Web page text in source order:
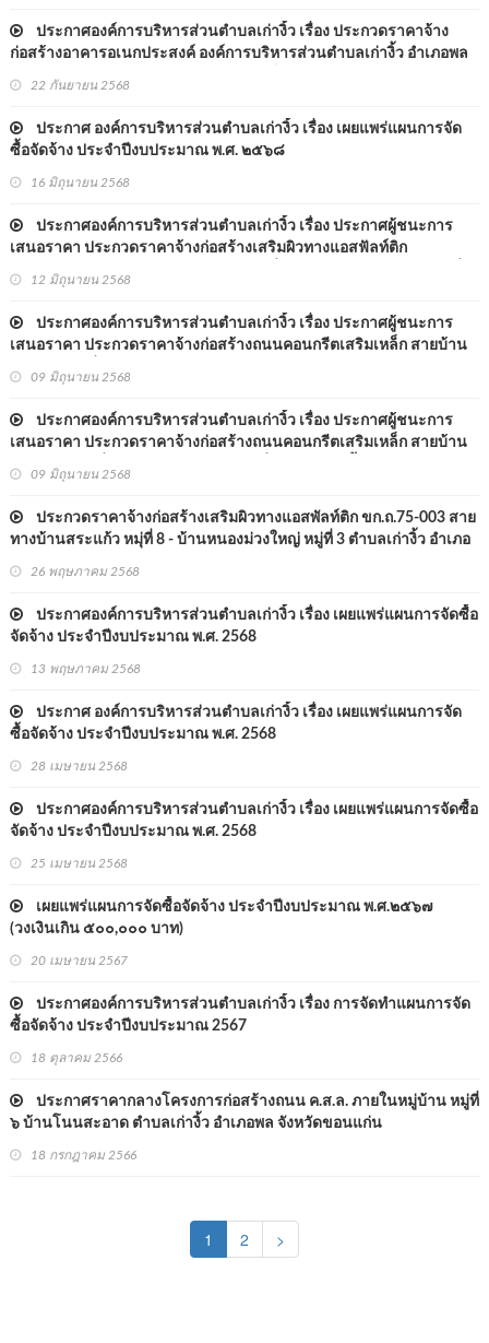
ประกาศองค์การบริหารส่วนตำบลเก่างิ้ว เรื่อง ประกวดราคาจ้าง
ก่อสร้างอาคารอเนกประสงค์ องค์การบริหารส่วนตำบลเก่างิ้ว อำเภอพล
จังหวัดขอนแก่น ด้วยวิธีประกวดราคาอิเล็กทรอนิกส์ (e-bidding)
22 กันยายน 2568
ประกาศ องค์การบริหารส่วนตำบลเก่างิ้ว เรื่อง เผยแพร่แผนการจัด
ซื้อจัดจ้าง ประจำปีงบประมาณ พ.ศ. ๒๕๖๘
16 มิถุนายน 2568
ประกาศองค์การบริหารส่วนตำบลเก่างิ้ว เรื่อง ประกาศผู้ชนะการ
เสนอราคา ประกวดราคาจ้างก่อสร้างเสริมผิวทางแอสฟัลท์ติก
ขก.ถ.๗๕-๐๐๓ สายทางบ้านสระแก้ว หมู่ที่ ๘ - บ้านหนองม่วงใหญ่ หมู่ที่ ๓
ตำบลเก่างิ้ว อำเภอพล จังหวัดขอนแก่น ด้วยวิธีประกวดราคาอิเล็กทรินิ
12 มิถุนายน 2568
ประกาศองค์การบริหารส่วนตำบลเก่างิ้ว เรื่อง ประกาศผู้ชนะการ
เสนอราคา ประกวดราคาจ้างก่อสร้างถนนคอนกรีตเสริมเหล็ก สายบ้าน
สระแก้ว หมู่ที่ ๑ ไปบ้านหนองตานา ตำบลหนองแวงนางเบ้า อำเภอพล
จังหวัดขอนแก่น รหัสทางหลวงท้องถิ่น ขก.ถ. ๗๕-๐๐๖ ด้วยวิธีประกวดรา
คาอิเล็กทรอน
09 มิถุนายน 2568
ประกาศองค์การบริหารส่วนตำบลเก่างิ้ว เรื่อง ประกาศผู้ชนะการ
เสนอราคา ประกวดราคาจ้างก่อสร้างถนนคอนกรีตเสริมเหล็ก สายบ้าน
ชัยพัฒนา หมู่ที่ ๑๐ ไปบ้านชัยมงคล หมู่ที่ ๕ ตำบลเก่างิ้ว อำเภอพล จังหวัด
ขอนแก่น รหัสทางหลวงท้องถิ่น ขก.ถ. ๗๕-๐๐๕ ด้วยวิธีประกวดราค
09 มิถุนายน 2568
ประกวดราคาจ้างก่อสร้างเสริมผิวทางแอสพัลท์ติก ขก.ถ.75-003 สาย
ทางบ้านสระแก้ว หมุ่ที่ 8 - บ้านหนองม่วงใหญ่ หมู่ที่ 3 ตำบลเก่างิ้ว อำเภอ
26 พฤษภาคม 2568
ประกาศองค์การบริหารส่วนตำบลเก่างิ้ว เรื่อง เผยแพร่แผนการจัดซื้อ
จัดจ้าง ประจำปีงบประมาณ พ.ศ. 2568
13 พฤษภาคม 2568
ประกาศ องค์การบริหารส่วนตำบลเก่างิ้ว เรื่อง เผยแพร่แผนการจัด
ซื้อจัดจ้าง ประจำปีงบประมาณ พ.ศ. 2568
28 เมษายน 2568
ประกาศองค์การบริหารส่วนตำบลเก่างิ้ว เรื่อง เผยแพร่แผนการจัดซื้อ
จัดจ้าง ประจำปีงบประมาณ พ.ศ. 2568
25 เมษายน 2568
เผยแพร่แผนการจัดซื้อจัดจ้าง ประจำปีงบประมาณ พ.ศ.๒๕๖๗
(วงเงินเกิน ๕๐๐,๐๐๐ บาท)
20 เมษายน 2567
ประกาศองค์การบริหารส่วนตำบลเก่างิ้ว เรื่อง การจัดทำแผนการจัด
ซื้อจัดจ้าง ประจำปีงบประมาณ 2567
18 ตุลาคม 2566
ประกาศราคากลางโครงการก่อสร้างถนน ค.ส.ล. ภายในหมู่บ้าน หมู่ที่
๖ บ้านโนนสะอาด ตำบลเก่างิ้ว อำเภอพล จังหวัดขอนแก่น
18 กรกฎาคม 2566
1 (current)
2 >